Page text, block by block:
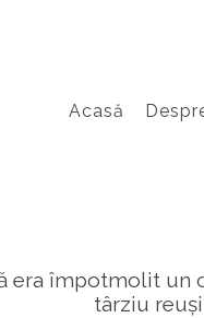
Acasă
era împotmolit un
târziu